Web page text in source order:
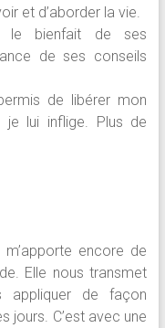
et d’aborder la vie.
le bienfait de ses
de ses conseils
de libérer mon
lui inflige. Plus de
encore de
Elle nous transmet
de façon
jours. C’est avec une